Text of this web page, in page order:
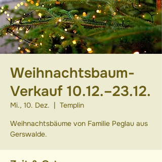
Weihnachtsbaum-
Verkauf 10.12.–23.12.
Mi., 10. Dez.
  |
Templin
Weihnachtsbäume von Familie Peglau aus
Gerswalde.